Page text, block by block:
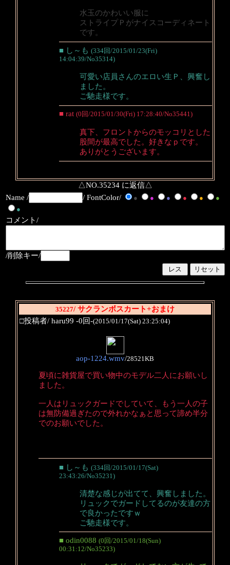
水玉のかわいい服に
ストライプＰがナイスコーディネート
です。
■ し～も (334回/2015/01/23(Fri)
14:04:39/No35314)
可愛い店員さんのエロい生Ｐ、興奮し
ました。
ご馳走様です。
■ rat (0回/2015/01/30(Fri) 17:28:40/No35441)
真下、フロントからのモッコリとした
股間が最高でした。好きなｐです。
ありがとうございます。
△NO.35234 に返信△
Name /
/ FontColor/ ● ● ● ● ●
●
●
コメント/
/削除キー/
35227/ サクランボスカート+おまけ
□投稿者/ haru99 -0回-(2015/01/17(Sat) 23:25:04)
aop-1224.wmv/28521KB
夏頃に雑貨屋で買い物中のモデル二人にお願いし
ました。
一人はリュックガードでしていて、もう一人の子
は無防備過ぎたので外れかなぁと思って諦め半分
でのお願いでした。
■ し～も (334回/2015/01/17(Sat)
23:43:26/No35231)
清楚な感じが出てて、興奮しました。
リュックでガードしてるのが友達の方
で良かったですｗ
ご馳走様です。
■ odin0088 (0回/2015/01/18(Sun)
00:31:12/No35233)